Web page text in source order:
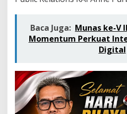
n
m
b
3
Baca Juga: Munas ke-V
Momentum Perkuat
Digital